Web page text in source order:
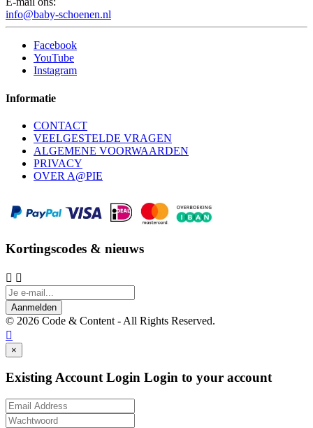
info@baby-schoenen.nl
Facebook
YouTube
Instagram
Informatie
CONTACT
VEELGESTELDE VRAGEN
ALGEMENE VOORWAARDEN
PRIVACY
OVER A@PIE
Kortingscodes & nieuws
 
Aanmelden
© 2026 Code & Content - All Rights Reserved.

×
Existing Account Login Login to your account